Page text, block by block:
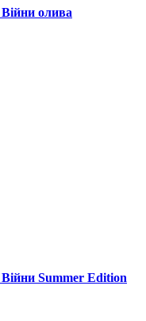
олива
Summer Edition